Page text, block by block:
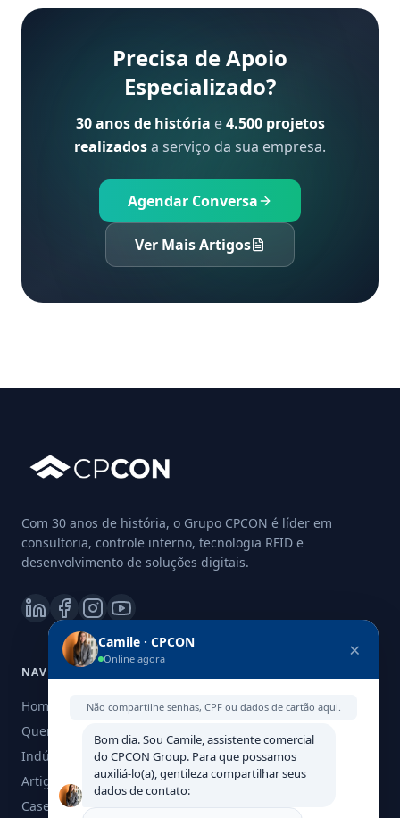
Precisa de Apoio
Especializado?
30 anos de história e4.500 projetos
realizadosa serviço da sua empresa.
Agendar Conversa
Ver Mais Artigos
Com 30 anos de história, o Grupo CPCON é líder em
consultoria, controle interno, tecnologia RFID e
desenvolvimento de soluções digitais.
NAVEGAÇÃO
Home
Quem Somos
Indústria
Artigos
Cases
Camile · CPCON
Online agora ×
Não compartilhe senhas, CPF ou dados de cartão aqui.
Bom dia. Sou Camile, assistente comercial
do CPCON Group. Para que possamos
auxiliá-lo(a), gentileza compartilhar seus
dados de contato: